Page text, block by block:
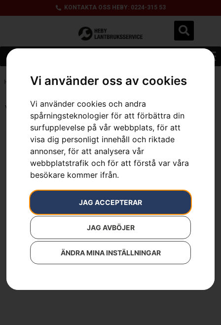
Vi använder oss av cookies
Vi använder cookies och andra
spårningsteknologier för att förbättra din
surfupplevelse på vår webbplats, för att
visa dig personligt innehåll och riktade
annonser, för att analysera vår
webbplatstrafik och för att förstå var våra
besökare kommer ifrån.
JAG ACCEPTERAR
JAG AVBÖJER
ÄNDRA MINA INSTÄLLNINGAR
KONTAKTA OSS HEBY: 0224-315 53
Hem 2.8 kg
Visar alla 2 resultat
Husqvarna Aspire™ P5 +
teleskopskaft – med
batteri och laddare
Läs mer
Husqvarna Aspire™ P5 +
teleskopskaft – utan
batteri och laddare
Läs mer